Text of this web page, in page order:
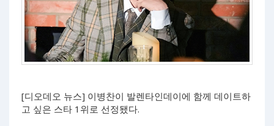
[디오데오 뉴스] 이병찬이 발렌타인데이에 함께 데이트하
고 싶은 스타 1위로 선정됐다.